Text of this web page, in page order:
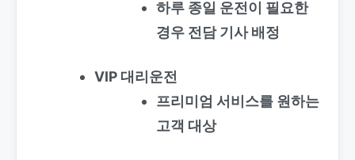
하루 종일 운전이 필요한
경우 전담 기사 배정
VIP 대리운전
프리미엄 서비스를 원하는
고객 대상